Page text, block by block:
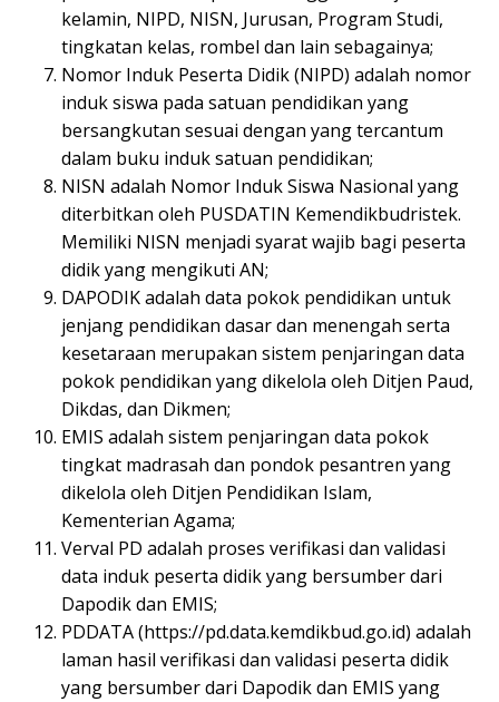
kelamin, NIPD, NISN, Jurusan, Program Studi,
tingkatan kelas, rombel dan lain sebagainya;
Nomor Induk Peserta Didik (NIPD) adalah nomor
induk siswa pada satuan pendidikan yang
bersangkutan sesuai dengan yang tercantum
dalam buku induk satuan pendidikan;
NISN adalah Nomor Induk Siswa Nasional yang
diterbitkan oleh PUSDATIN Kemendikbudristek.
Memiliki NISN menjadi syarat wajib bagi peserta
didik yang mengikuti AN;
DAPODIK adalah data pokok pendidikan untuk
jenjang pendidikan dasar dan menengah serta
kesetaraan merupakan sistem penjaringan data
pokok pendidikan yang dikelola oleh Ditjen Paud,
Dikdas, dan Dikmen;
EMIS adalah sistem penjaringan data pokok
tingkat madrasah dan pondok pesantren yang
dikelola oleh Ditjen Pendidikan Islam,
Kementerian Agama;
Verval PD adalah proses verifikasi dan validasi
data induk peserta didik yang bersumber dari
Dapodik dan EMIS;
PDDATA (https://pd.data.kemdikbud.go.id) adalah
laman hasil verifikasi dan validasi peserta didik
yang bersumber dari Dapodik dan EMIS yang